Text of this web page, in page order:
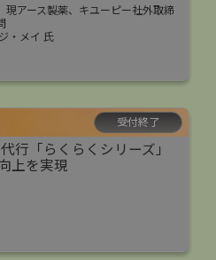
現アース製薬、キユーピー社外取締
・メイ 氏
受付終了
行「らくらくシリーズ」
上を実現